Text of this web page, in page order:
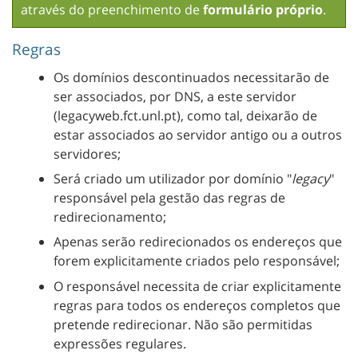
através do preenchimento deformulário próprio.
Regras
Os domínios descontinuados necessitarão de
ser associados, por DNS, a este servidor
(legacyweb.fct.unl.pt), como tal, deixarão de
estar associados ao servidor antigo ou a outros
servidores;
Será criado um utilizador por domínio "legacy"
responsável pela gestão das regras de
redirecionamento;
Apenas serão redirecionados os endereços que
forem explicitamente criados pelo responsável;
O responsável necessita de criar explicitamente
regras para todos os endereços completos que
pretende redirecionar. Não são permitidas
expressões regulares.